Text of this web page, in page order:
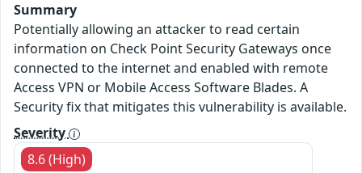
Summary
Potentially allowing an attacker to read certain
information on Check Point Security Gateways once
connected to the internet and enabled with remote
Access VPN or Mobile Access Software Blades. A
Security fix that mitigates this vulnerability is available.
Severity
8.6 (High)